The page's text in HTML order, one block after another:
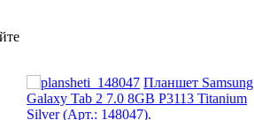
Планшет Samsung
Galaxy Tab 2 7.0 8GB P3113 Titanium
Silver (Арт.: 148047).